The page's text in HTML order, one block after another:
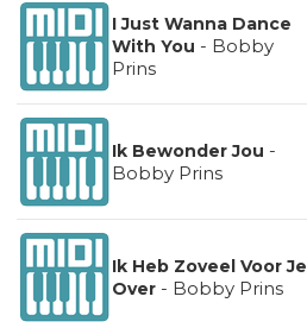
I Just Wanna Dance
With You - Bobby
Prins
Ik Bewonder Jou -
Bobby Prins
Ik Heb Zoveel Voor Je
Over- Bobby Prins